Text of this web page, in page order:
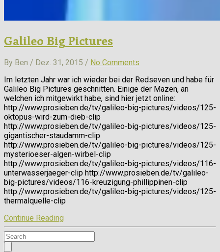
Galileo Big Pictures
By Ben / Dez. 31, 2015 / No Comments
Im letzten Jahr war ich wieder bei der Redseven und habe für
Galileo Big Pictures geschnitten. Einige der Mazen, an
welchen ich mitgewirkt habe, sind hier jetzt online:
http://www.prosieben.de/tv/galileo-big-pictures/videos/125-
oktopus-wird-zum-dieb-clip
http://www.prosieben.de/tv/galileo-big-pictures/videos/125-
gigantischer-staudamm-clip
http://www.prosieben.de/tv/galileo-big-pictures/videos/125-
mysterioeser-algen-wirbel-clip
http://www.prosieben.de/tv/galileo-big-pictures/videos/116-
unterwasserjaeger-clip http://www.prosieben.de/tv/galileo-
big-pictures/videos/116-kreuzigung-phillippinen-clip
http://www.prosieben.de/tv/galileo-big-pictures/videos/125-
thermalquelle-clip
Continue Reading